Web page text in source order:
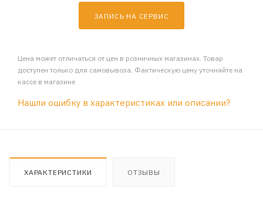
ЗАПИСЬ НА СЕРВИС
Цена может отличаться от цен в розничных магазинах. Товар
доступен только для самовывоза. Фактическую цену уточняйте на
кассе в магазине
Нашли ошибку в характеристиках или описании?
ХАРАКТЕРИСТИКИ ОТЗЫВЫ